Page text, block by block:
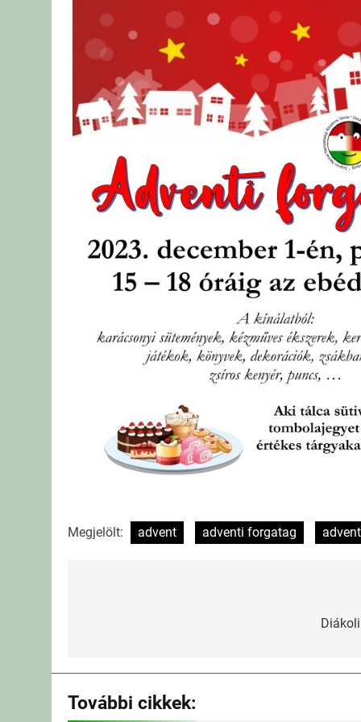
Megjelölt: advent adventi forgatag
További cikkek: